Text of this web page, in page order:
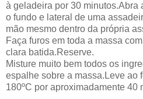
à geladeira por 30 minutos.Abra
o fundo e lateral de uma
mão mesmo dentro da própria
Faça furos em toda a massa
clara batida.Reserve.
Misture muito bem todos os
espalhe sobre a massa.Leve ao
180ºC por aproximadamente 40